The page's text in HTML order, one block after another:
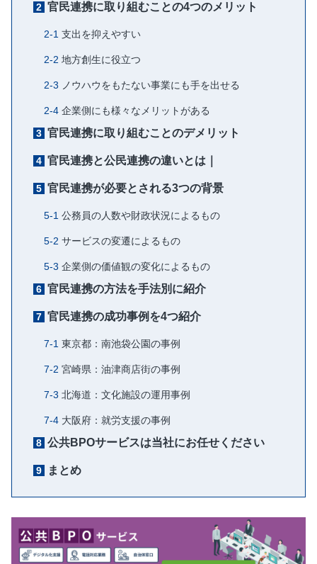
官民連携に取り組むことの4つのメリット
支出を抑えやすい
地方創生に役立つ
ノウハウをもたない事業にも手を出せる
企業側にも様々なメリットがある
官民連携に取り組むことのデメリット
官民連携と公民連携の違いとは｜
官民連携が必要とされる3つの背景
公務員の人数や財政状況によるもの
サービスの変遷によるもの
企業側の価値観の変化によるもの
官民連携の方法を手法別に紹介
官民連携の成功事例を4つ紹介
東京都：南池袋公園の事例
宮崎県：油津商店街の事例
北海道：文化施設の運用事例
大阪府：就労支援の事例
公共BPOサービスは当社にお任せください
まとめ